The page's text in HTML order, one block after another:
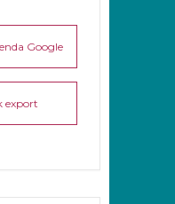
Google
export